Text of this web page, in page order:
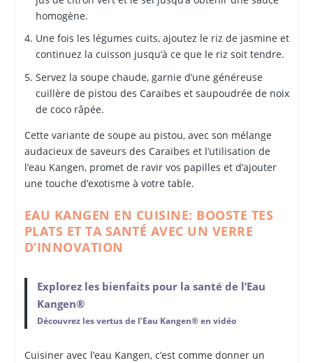
homogène.
Une fois les légumes cuits, ajoutez le riz de jasmine et
continuez la cuisson jusqu’à ce que le riz soit tendre.
Servez la soupe chaude, garnie d’une généreuse
cuillère de pistou des Caraïbes et saupoudrée de noix
de coco râpée.
Cette variante de soupe au pistou, avec son mélange
audacieux de saveurs des Caraïbes et l’utilisation de
l’eau Kangen, promet de ravir vos papilles et d’ajouter
une touche d’exotisme à votre table.
EAU KANGEN EN CUISINE: BOOSTE TES
PLATS ET TA SANTÉ AVEC UN VERRE
D’INNOVATION
Explorez les bienfaits pour la santé de l’Eau
Kangen®
Découvrez les vertus de l’Eau Kangen® en vidéo
Cuisiner avec l’eau Kangen, c’est comme donner un